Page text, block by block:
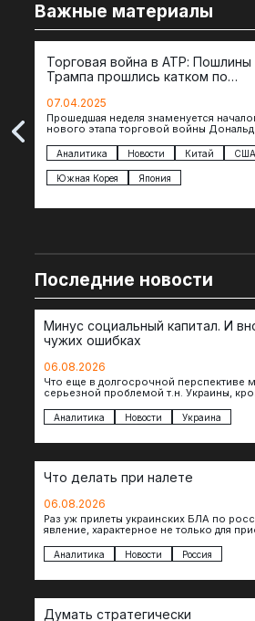
Важные материалы
Торговая война в АТР: Пошлины
Трампа прошлись катком по
07.04.2025
Прошедшая неделя знаменуется
нового этапа торговой войны
импорта из более 100 стран…
Аналитика Новости Китай США
Южная Корея Япония
Последние новости
Минус социальный капитал. И
чужих ошибках
06.08.2026
Что еще в долгосрочной перспективе
серьезной проблемой т.н. Украины,
которых будет…
Аналитика Новости Украина
Что делать при налете
06.08.2026
Раз уж прилеты украинских БЛА по
явление, характерное не только для
Аналитика Новости Россия
Думать стратегически